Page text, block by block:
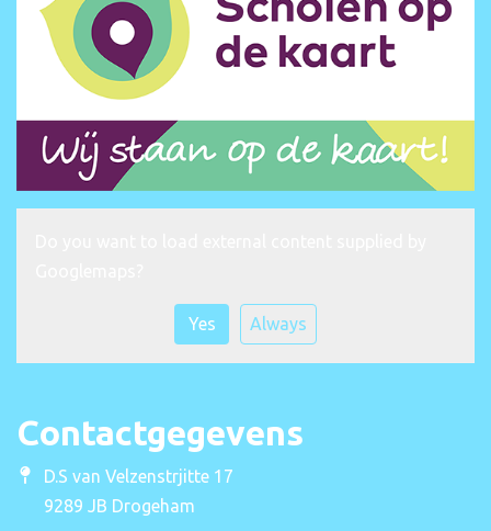
Yes Always
Contactgegevens
D.S van Velzenstrjitte 17
9289 JB Drogeham